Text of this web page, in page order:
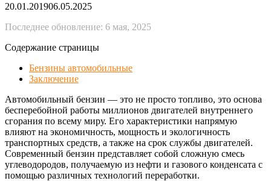
20.01.201906.05.2025
Последнее обновление: 6 мая, 2025
Содержание страницы
Бензины автомобильные
Заключение
Автомобильный бензин — это не просто топливо, это основа
бесперебойной работы миллионов двигателей внутреннего
сгорания по всему миру. Его характеристики напрямую
влияют на экономичность, мощность и экологичность
транспортных средств, а также на срок службы двигателей.
Современный бензин представляет собой сложную смесь
углеводородов, получаемую из нефти и газового конденсата с
помощью различных технологий переработки.